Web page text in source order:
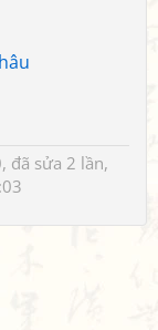
đã sửa 2 lần,